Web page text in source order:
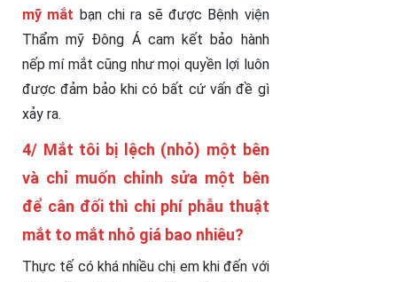
mỹ mắt bạn chi ra sẽ được Bệnh viện
Thẩm mỹ Đông Á cam kết bảo hành
nếp mí mắt cũng như mọi quyền lợi luôn
được đảm bảo khi có bất cứ vấn đề gì
xảy ra.
4/ Mắt tôi bị lệch (nhỏ) một bên
và chỉ muốn chỉnh sửa một bên
để cân đối thì chi phí phẫu thuật
mắt to mắt nhỏ giá bao nhiêu?
Thực tế có khá nhiều chị em khi đến với